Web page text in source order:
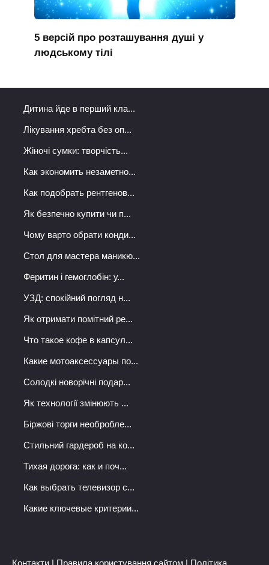
5 версій про розташування душі у
людському тілі
Дитина йде в перший кла...
Лікування хребта без оп...
Жіночі сумки: творчість...
Как экономить незаметно...
Как подобрать рентгенов...
Як безпечно купити чи п...
Чому варто обрати конди...
Стол для мастера маникю...
Феритин і гемоглобін: у...
УЗД: спокійний погляд н...
Як отримати помітний ре...
Что такое кофе в капсул...
Какие мотоаксессуары по...
Солодкі новорічні подар...
Як технології змінюють ...
Біржові торги необробле...
Стильний гардероб на ко...
Тихая дорога: как и поч...
Как выбрать телевизор с...
Какие ключевые критерии...